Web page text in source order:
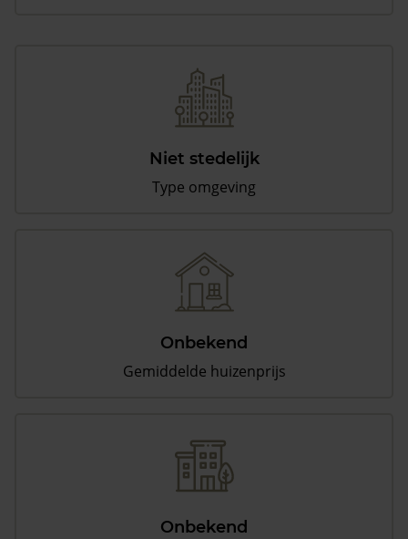
Niet stedelijk
Type omgeving
Onbekend
Gemiddelde huizenprijs
Onbekend